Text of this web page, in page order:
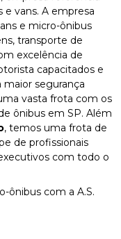
e vans. A empresa
e micro-ônibus
transporte de
excelência de
capacitados e
maior segurança
vasta frota com os
ônibus em SP. Além
, temos uma frota de
de profissionais
com todo o
ônibus com a A.S.